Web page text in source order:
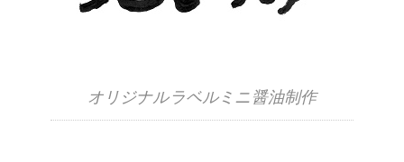
オリジナルラベルミニ醤油制作